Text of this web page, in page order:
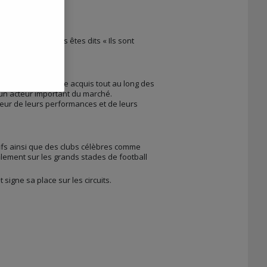
et que vous vous êtes dits « Ils sont
à un savoir-faire acquis tout au long des
acteur important du marché.
de leurs performances et de leurs
ainsi que des clubs célèbres comme
sur les grands stades de football
sa place sur les circuits.